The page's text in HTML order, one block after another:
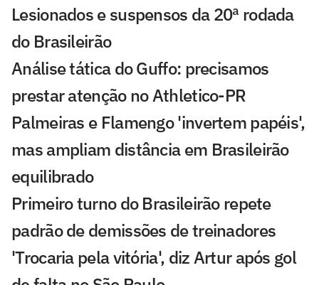
Lesionados e suspensos da 20ª rodada
do Brasileirão
Análise tática do Guffo: precisamos
prestar atenção no Athletico-PR
Palmeiras e Flamengo 'invertem papéis',
mas ampliam distância em Brasileirão
equilibrado
Primeiro turno do Brasileirão repete
padrão de demissões de treinadores
'Trocaria pela vitória', diz Artur após gol